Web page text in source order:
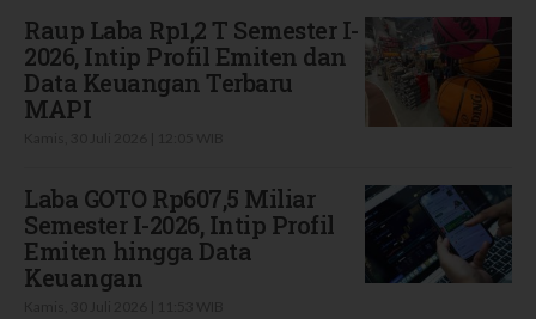
Raup Laba Rp1,2 T Semester I-
2026, Intip Profil Emiten dan
Data Keuangan Terbaru
MAPI
Laba GOTO Rp607,5 Miliar
Semester I-2026, Intip Profil
Emiten hingga Data
Keuangan